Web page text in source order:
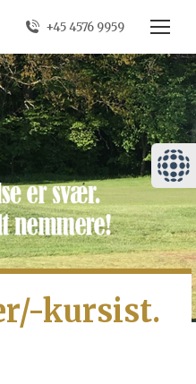
+45 4576 9959
kursist.